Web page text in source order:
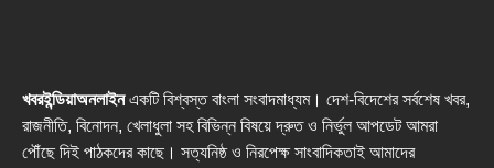
খবরইন্ডিয়াঅনলাইনএকটি বিশ্বস্ত বাংলা সংবাদমাধ্যম। দেশ-বিদেশের সর্বশেষ খবর,
রাজনীতি, বিনোদন, খেলাধুলা সহ বিভিন্ন বিষয়ে দ্রুত ও নির্ভুল আপডেট আমরা
পৌঁছে দিই পাঠকদের কাছে। সত্যনিষ্ঠ ও নিরপেক্ষ সাংবাদিকতাই আমাদের